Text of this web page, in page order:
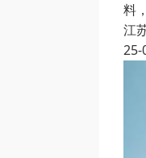
料
江
25-